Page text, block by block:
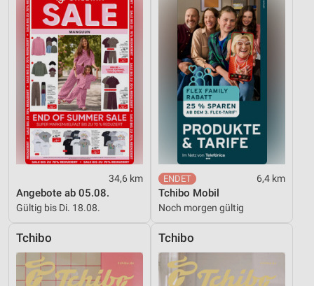
34,6 km
Angebote ab 05.08.
Gültig bis Di. 18.08.
6,4 km
Tchibo Mobil
Noch morgen gültig
Tchibo Tchibo